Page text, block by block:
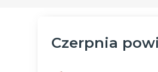
Czerpnia